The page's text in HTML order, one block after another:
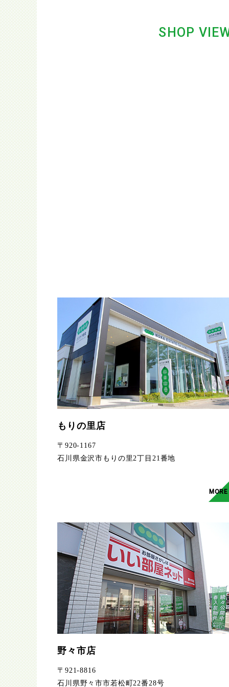
SHOP
もりの里店
〒920-1167
石川県金沢市もりの里2丁目21番地
MORE
野々市店
〒921-8816
石川県野々市市若松町22番28号